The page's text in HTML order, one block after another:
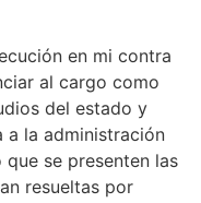
en mi contra
al cargo como
del estado y
a la administración
que se presenten las
resueltas por